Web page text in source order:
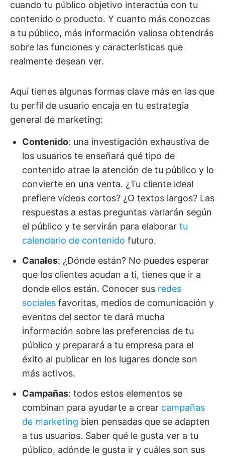
cuando tu público objetivo interactúa con tu
contenido o producto. Y cuanto más conozcas
a tu público, más información valiosa obtendrás
sobre las funciones y características que
realmente desean ver.
Aquí tienes algunas formas clave más en las que
tu perfil de usuario encaja en tu estrategia
general de marketing:
Contenido: una investigación exhaustiva de
los usuarios te enseñará qué tipo de
contenido atrae la atención de tu público y lo
convierte en una venta. ¿Tu cliente ideal
prefiere vídeos cortos? ¿O textos largos? Las
respuestas a estas preguntas variarán según
el público y te servirán para elaborar tu
calendario de contenido futuro.
Canales: ¿Dónde están? No puedes esperar
que los clientes acudan a ti, tienes que ir a
donde ellos están. Conocer sus redes
sociales favoritas, medios de comunicación y
eventos del sector te dará mucha
información sobre las preferencias de tu
público y preparará a tu empresa para el
éxito al publicar en los lugares donde son
más activos.
Campañas: todos estos elementos se
combinan para ayudarte a crear campañas
de marketing bien pensadas que se adapten
a tus usuarios. Saber qué le gusta ver a tu
público, adónde le gusta ir y cuáles son sus